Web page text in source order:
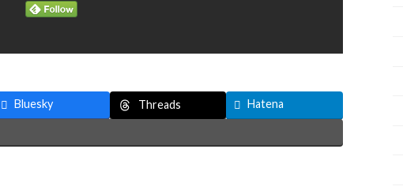
Bluesky Threads Hatena